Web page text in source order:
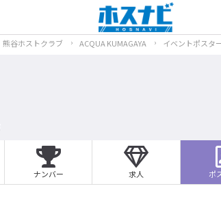
熊谷ホストクラブ ACQUA KUMAGAYA イベントポスタ
ナンバー 求人 ポ